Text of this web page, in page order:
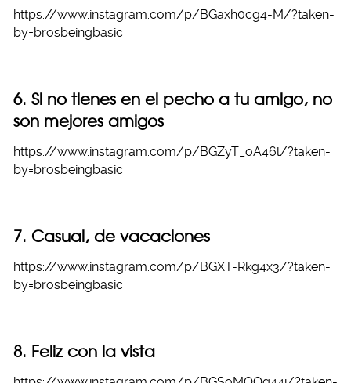
https://www.instagram.com/p/BGaxh0cg4-M/?taken-
by=brosbeingbasic
6. Si no tienes en el pecho a tu amigo, no
son mejores amigos
https://www.instagram.com/p/BGZyT_oA46l/?taken-
by=brosbeingbasic
7. Casual, de vacaciones
https://www.instagram.com/p/BGXT-Rkg4x3/?taken-
by=brosbeingbasic
8. Feliz con la vista